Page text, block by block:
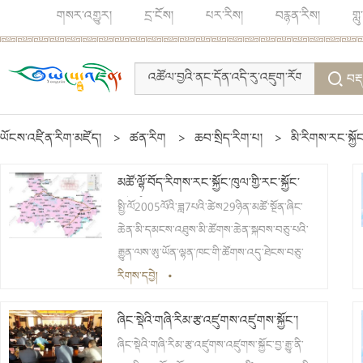
གསར་འགྱུར། དྲ་ངོས། པར་རིས། བརྙན་རིས།
ཡོངས་འཛིན་རིག་མཛོད། > ཚན་རིག > ཆབ་སྲིད་རིག་པ། >
མཚོ་ལྷོ་བོད་རིགས་རང་སྐྱོང་ཁུལ་གྱི་རང་སྐྱོང་
སྲོལ་ཡིག
སྤྱི་ལོ2005ལོའི་ཟླ7པའི་ཚེས29ཉིན་མཚོ་སྔོན་ཞིང་
ཆེན་མི་དམངས་འཐུས་མི་ཚོགས་ཆེན་སྐབས་བཅུ་པའི་
རྒྱུན་ལས་ཨུ་ཡོན་ལྷན་ཁང་གི་ཚོགས་འདུ་ཐེངས་བཅུ་
བདུན་པའི་ཐོག་ཆོག་མཆན་གནང་བའི《（མཚོ་ལྷོ་
བཅོས་སྐོར་གྱི་མཚོ་ལྷོ་བོད་རིགས་རང་སྐྱོང་ཁུལ་མི་
དམངས་འཐུས་མི་ཚོགས་ཆེན་གྱི་ཆོད་དོན》གཞིར་
རིགས་དབྱེ། •
ཞིང་སྡེའི་གཞི་རིམ་རྩ་འཛུགས་འཛུགས་སྐྱོང་།
ཞིང་སྡེའི་གཞི་རིམ་རྩ་འཛུགས་འཛུགས་སྐྱོང་བྱ་རྒྱུ་ནི་